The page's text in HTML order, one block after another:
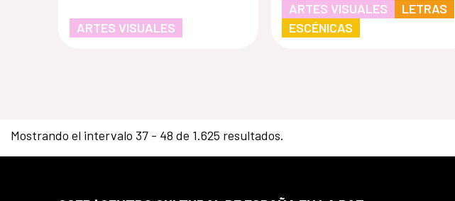
ARTES VISUALES
ARTES VISUALES
LETRAS
ESCÉNICAS
Mostrando el intervalo 37 - 48 de 1.625 resultados.